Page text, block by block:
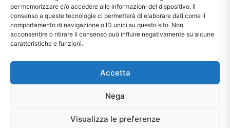
per memorizzare e/o accedere alle informazioni del dispositivo. Il
consenso a queste tecnologie ci permetterà di elaborare dati come il
comportamento di navigazione o ID unici su questo sito. Non
acconsentire o ritirare il consenso può influire negativamente su alcune
caratteristiche e funzioni.
Accetta
Nega
Visualizza le preferenze
Copyright 2025 - Giallo Sun sas di Sandonà Alessandro & C. | Via Roma 106,
35010 Massanzago PD | P.Iva: 03885160287
Sito web realizzato daOrezero Digital Agency
[matomo_opt_out]